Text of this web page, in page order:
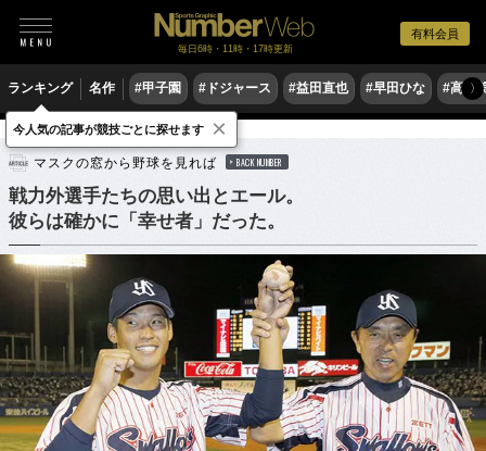
有料会員
毎日6時・11時・17時更新
ランキング 名作 #甲子園 #ドジャース #益田直也 #早田ひな #高木
〉
野球 プロ野球
マスクの窓から野球を見れば BACK NUMBER
戦力外選手たちの思い出とエール。
彼らは確かに「幸せ者」だった。
今人気の記事が競技ごとに探せます ×